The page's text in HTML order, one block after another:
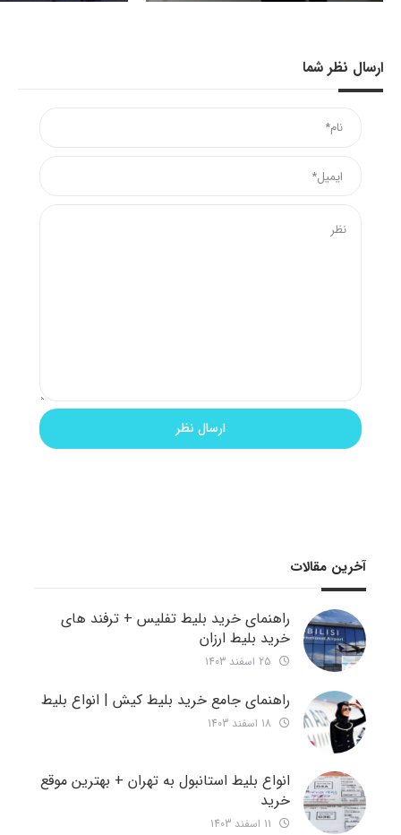
ارسال نظر شما
آخرین مقالات
راهنمای خرید بلیط تفلیس + ترفند های
خرید بلیط ارزان
راهنمای جامع خرید بلیط کیش | انواع بلیط
انواع بلیط استانبول به تهران + بهترین موقع
خرید